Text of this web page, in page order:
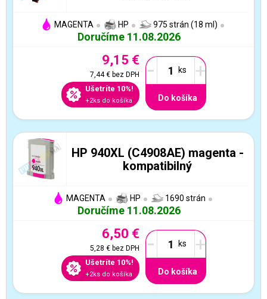
MAGENTA HP 975 strán (18 ml)
Doručíme 11.08.2026
9,15 €
7,44 €bez DPH
Ušetríte 10%!
+2ks do košíka
- +
Do košíka
HP 940XL (C4908AE) magenta -
kompatibilný
MAGENTA HP 1690 strán
Doručíme 11.08.2026
6,50 €
5,28 €bez DPH
Ušetríte 10%!
+2ks do košíka
- +
Do košíka